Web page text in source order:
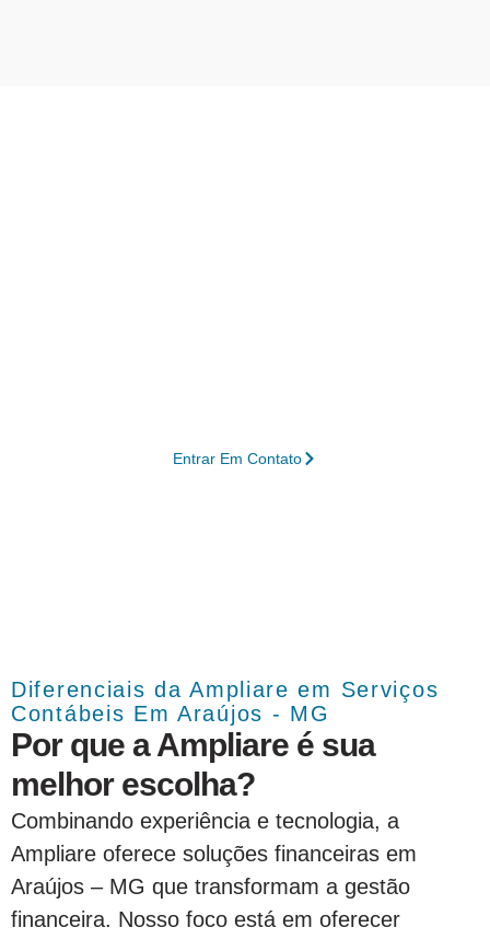
Entrar Em Contato
Diferenciais da Ampliare em Serviços
Contábeis Em Araújos - MG
Por que a Ampliare é sua
melhor escolha?
Combinando experiência e tecnologia, a
Ampliare oferece soluções financeiras em
Araújos – MG que transformam a gestão
financeira. Nosso foco está em oferecer